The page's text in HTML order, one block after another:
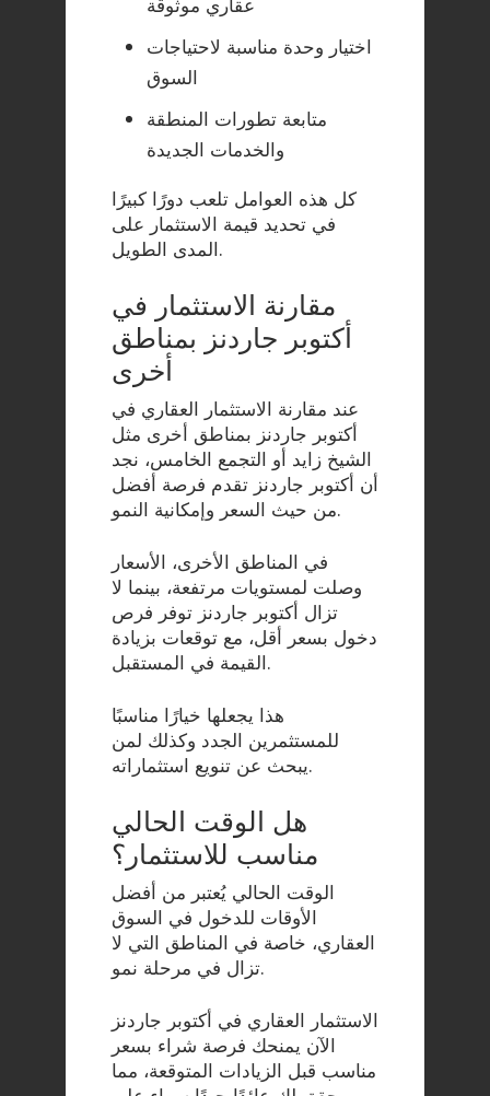
عقاري موثوقة
اختيار وحدة مناسبة لاحتياجات
السوق
متابعة تطورات المنطقة
والخدمات الجديدة
كل هذه العوامل تلعب دورًا كبيرًا
في تحديد قيمة الاستثمار على
المدى الطويل.
مقارنة الاستثمار في
أكتوبر جاردنز بمناطق
أخرى
عند مقارنة الاستثمار العقاري في
أكتوبر جاردنز بمناطق أخرى مثل
الشيخ زايد أو التجمع الخامس، نجد
أن أكتوبر جاردنز تقدم فرصة أفضل
من حيث السعر وإمكانية النمو.
في المناطق الأخرى، الأسعار
وصلت لمستويات مرتفعة، بينما لا
تزال أكتوبر جاردنز توفر فرص
دخول بسعر أقل، مع توقعات بزيادة
القيمة في المستقبل.
هذا يجعلها خيارًا مناسبًا
للمستثمرين الجدد وكذلك لمن
يبحث عن تنويع استثماراته.
هل الوقت الحالي
مناسب للاستثمار؟
الوقت الحالي يُعتبر من أفضل
الأوقات للدخول في السوق
العقاري، خاصة في المناطق التي لا
تزال في مرحلة نمو.
الاستثمار العقاري في أكتوبر جاردنز
الآن يمنحك فرصة شراء بسعر
مناسب قبل الزيادات المتوقعة، مما